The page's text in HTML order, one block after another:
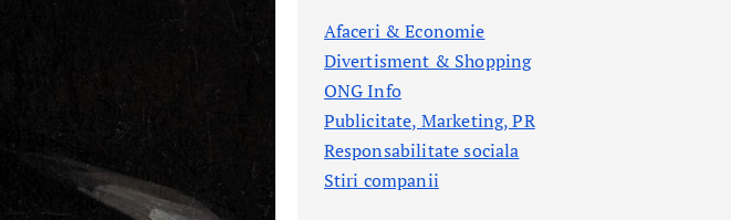
Afaceri & Economie
Divertisment & Shopping
ONG Info
Publicitate, Marketing, PR
Responsabilitate sociala
Stiri companii